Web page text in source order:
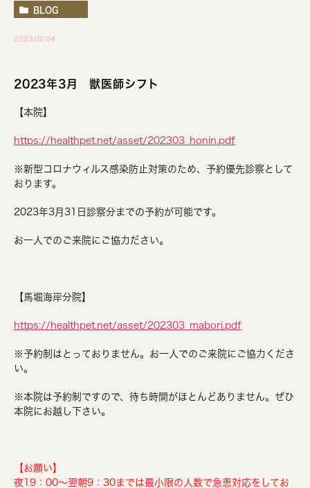
BLOG
2023.02.04
2023年3月 獣医師シフト
【本院】
https://healthpet.net/asset/202303_honin.pdf
※新型コロナウィルス感染防止対策のため、予約優先診察として
おります。
2023年3月31日診察分までの予約が可能です。
お一人でのご来院にご協力ださい。
【馬堀海岸分院】
https://healthpet.net/asset/202303_mabori.pdf
※予約制はとっておりません。お一人でのご来院にご協力くださ
い。
※本院は予約制ですので、待ち時間がほとんどありません。ぜひ
本院にお越し下さい。
【お願い】
夜19：00～翌朝9：30までは最小限の人数で急患対応をしてお